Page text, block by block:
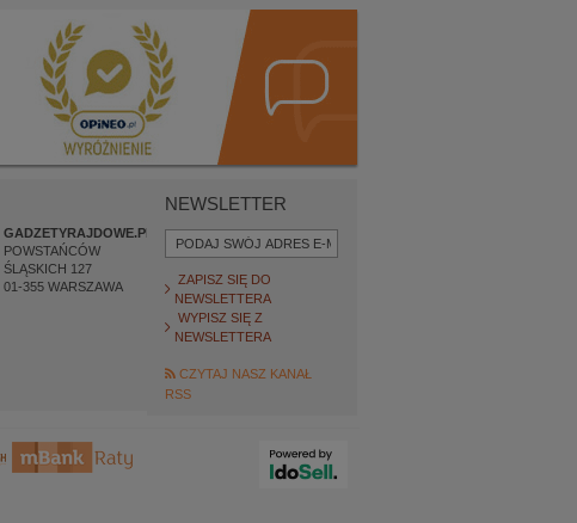
GADZETYRAJDOWE.PL
POWSTAŃCÓW
ŚLĄSKICH 127
01-355 WARSZAWA
NEWSLETTER
ZAPISZ SIĘ DO
NEWSLETTERA
WYPISZ SIĘ Z
NEWSLETTERA
CZYTAJ NASZ KANAŁ
RSS